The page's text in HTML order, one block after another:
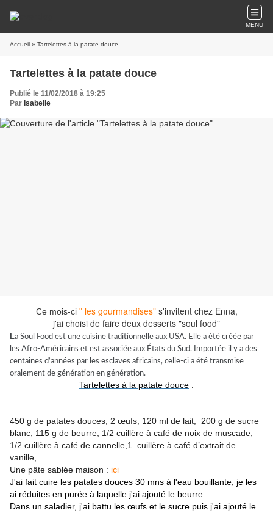
MENU
Accueil » Tartelettes à la patate douce
Tartelettes à la patate douce
Publié le 11/02/2018 à 19:25
Par Isabelle
Ce mois-ci "les gourmandises"s'invitent chez Enna,
j'ai choisi de faire deux desserts "soul food"
La Soul Food est une cuisine traditionnelle aux USA. Elle a été créée par
les Afro-Américains et est associée aux États du Sud. Importée il y a des
centaines d’années par les esclaves africains, celle-ci a été transmise
oralement de génération en génération.
Tartelettes à la patate douce :
450 g de patates douces, 2 œufs, 120 ml de lait, 200 g de sucre
blanc, 115 g de beurre, 1/2 cuillère à café de noix de muscade,
1/2 cuillère à café de cannelle, 1 cuillère à café d’extrait de
vanille,
Une pâte sablée maison : ici
J'ai fait cuire les patates douces 30 mns à l'eau bouillante, je les
ai réduites en purée à laquelle j'ai ajouté le beurre.
Dans un saladier, j'ai battu les œufs et le sucre puis j'ai ajouté le